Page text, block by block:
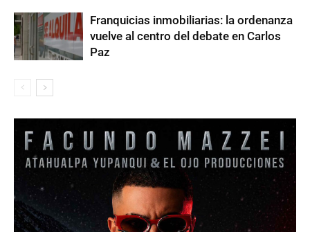
Franquicias inmobiliarias: la ordenanza
vuelve al centro del debate en Carlos
Paz